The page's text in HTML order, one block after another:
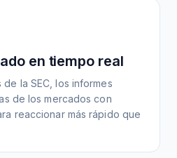
en tiempo real
la SEC, los informes
de los mercados con
reaccionar más rápido que